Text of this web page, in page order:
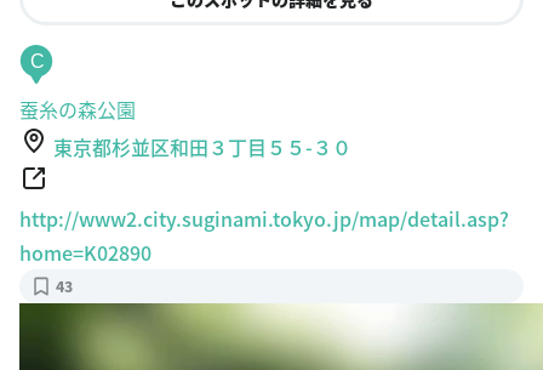
蚕糸の森公園
東京都杉並区和田３丁目５５-３０
http://www2.city.suginami.tokyo.jp/map/detail.asp?
home=K02890